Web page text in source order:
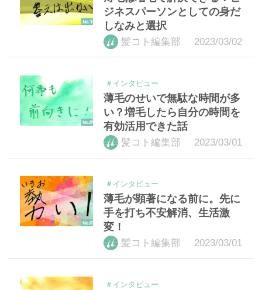
ジネスパーソンとしての身だ
しなみと選択
髪コト編集部
2023/03/02
＃インタビュー
薄毛のせいで無駄な時間が多
い？増毛したら自分の時間を
有効活用できた話
髪コト編集部
2023/03/01
＃インタビュー
薄毛が顕著になる前に。先に
手を打ち不安解消、生活激
変！
髪コト編集部
2023/03/01
＃インタビュー